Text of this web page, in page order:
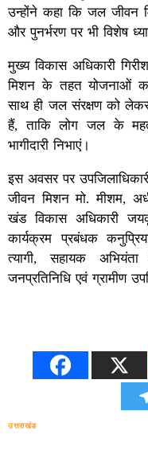
उन्होंने कहा कि जल जीवन
और पुनर्भरण पर भी विशेष
मुख्य विकास अधिकारी
मिशन के तहत योजनाओं का
साथ ही जल संरक्षण को
हैं, ताकि लोग जल के
भागीदारी निभाएं।
इस अवसर पर
जीवन मिशन मो. मीशम,
खंड विकास अधिकारी
कार्यक्रम प्रबंधक
त्यागी, सहायक
जनप्रतिनिधि एवं ग्रामीण
उत्तराखंड